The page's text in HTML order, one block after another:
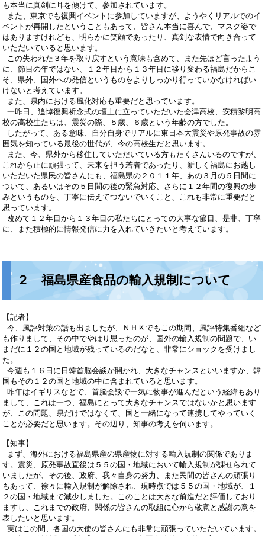
も本当に真剣に耳を傾けて、参加されています。
また、東京でも復興イベントに参加していますが、ようやくリアルでのイ
ベントが再開したということもあって、皆さん本当に喜んで、マスク姿で
はありますけれども、明らかに笑顔であったり、真剣な表情で向き合って
いただいていると思います。
この失われた３年を取り戻すという意味も含めて、また先ほど言ったよう
に、節目の年ではない、１２年目から１３年目に移り変わる福島だからこ
そ、県外、国外への発信というものをよりしっかり行っていかなければい
けないと考えています。
また、県内における風化対応も重要だと思っています。
一昨日、追悼復興祈念式の壇上に立っていただいた会津高校、安積黎明高
校の高校生たちは、震災の際、５歳、６歳という年齢の方でした。
したがって、ある意味、自分自身でリアルに東日本大震災や原発事故の雰
囲気を知っている最後の世代が、今の高校生だと思います。
また、今、県外から移住していただいている方もたくさんいるのですが、
これから正に頑張って、未来を担う若者であったり、新しく福島にお越し
いただいた県民の皆さんにも、福島県の２０１１年、あの３月の５日間に
ついて、あるいはその５日間の後の緊急対応、さらに１２年間の復興の歩
みというものを、丁寧に伝えてつないでいくこと、これも非常に重要だと
思っています。
改めて１２年目から１３年目の私たちにとっての大事な節目、是非、丁寧
に、また積極的に情報発信に力を入れていきたいと考えています。
２ 福島県産食品の輸入規制について
【記者】
今、風評対策の話も出ましたが、ＮＨＫでもこの期間、風評特集番組など
も作りまして、その中でやはり思ったのが、国外の輸入規制の問題で、い
まだに１２の国と地域が残っているのだなと、非常にショックを受けまし
た。
今週も１６日に日韓首脳会談が開かれ、大きなチャンスといいますか、韓
国もその１２の国と地域の中に含まれていると思います。
昨年はイギリスなどで、首脳会談で一気に物事が進んだという経緯もあり
まして、これは一つ、福島にとって大きなチャンスではないかと思います
が、この問題、県だけではなくて、国と一緒になって連携してやっていく
ことが必要だと思います。その辺り、知事の考えを伺います。
【知事】
まず、海外における福島県産の県産物に対する輸入規制の関係でありま
す。震災、原発事故直後は５５の国・地域において輸入規制が課せられて
いましたが、その後、政府、我々自身の努力、また民間の皆さんの頑張り
もあって、徐々に輸入規制が解除され、現時点では５５の国・地域が、１
２の国・地域まで減少しました。このことは大きな前進だと評価しており
ますし、これまでの政府、関係の皆さんの取組に心から敬意と感謝の意を
表したいと思います。
実はこの間、各国の大使の皆さんにも非常に頑張っていただいています。